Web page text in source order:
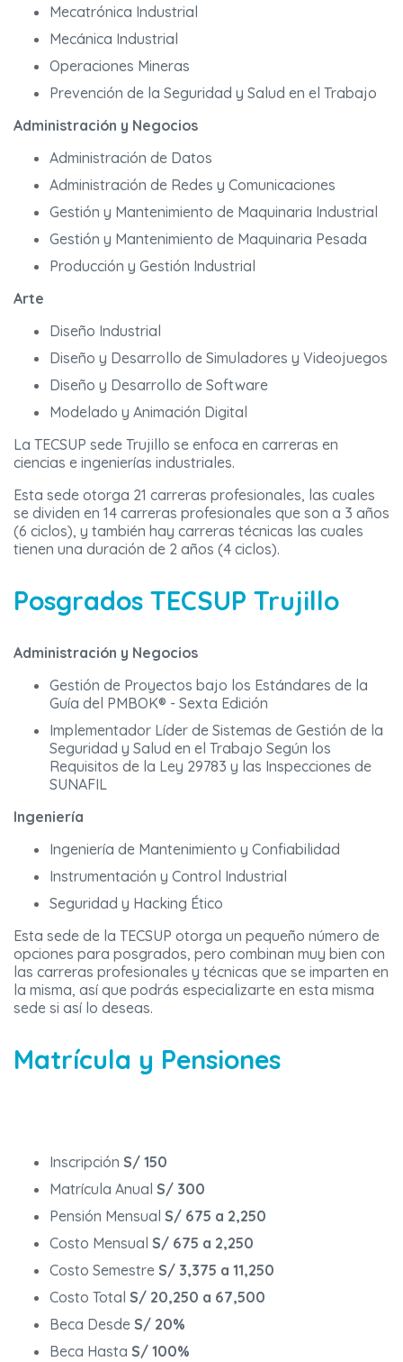
Mecatrónica Industrial
Mecánica Industrial
Operaciones Mineras
Prevención de la Seguridad y Salud en el Trabajo
Administración y Negocios
Administración de Datos
Administración de Redes y Comunicaciones
Gestión y Mantenimiento de Maquinaria Industrial
Gestión y Mantenimiento de Maquinaria Pesada
Producción y Gestión Industrial
Arte
Diseño Industrial
Diseño y Desarrollo de Simuladores y Videojuegos
Diseño y Desarrollo de Software
Modelado y Animación Digital
La TECSUP sede Trujillo se enfoca en carreras en
ciencias e ingenierías industriales.
Esta sede otorga 21 carreras profesionales, las cuales
se dividen en 14 carreras profesionales que son a 3 años
(6 ciclos), y también hay carreras técnicas las cuales
tienen una duración de 2 años (4 ciclos).
Posgrados TECSUP Trujillo
Administración y Negocios
Gestión de Proyectos bajo los Estándares de la
Guía del PMBOK® - Sexta Edición
Implementador Líder de Sistemas de Gestión de la
Seguridad y Salud en el Trabajo Según los
Requisitos de la Ley 29783 y las Inspecciones de
SUNAFIL
Ingeniería
Ingeniería de Mantenimiento y Confiabilidad
Instrumentación y Control Industrial
Seguridad y Hacking Ético
Esta sede de la TECSUP otorga un pequeño número de
opciones para posgrados, pero combinan muy bien con
las carreras profesionales y técnicas que se imparten en
la misma, así que podrás especializarte en esta misma
sede si así lo deseas.
Matrícula y Pensiones
Inscripción S/ 150
Matrícula Anual S/ 300
Pensión Mensual S/ 675 a 2,250
Costo Mensual S/ 675 a 2,250
Costo Semestre S/ 3,375 a 11,250
Costo Total S/ 20,250 a 67,500
Beca Desde S/ 20%
Beca Hasta S/ 100%